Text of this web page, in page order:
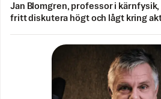
Jan Blomgren, professor i
fritt diskutera högt och lågt kring